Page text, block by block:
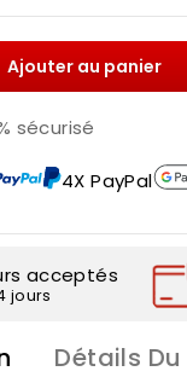
Ajouter au panier
sécurisé
4X PayPal
acceptés
jours
Détails